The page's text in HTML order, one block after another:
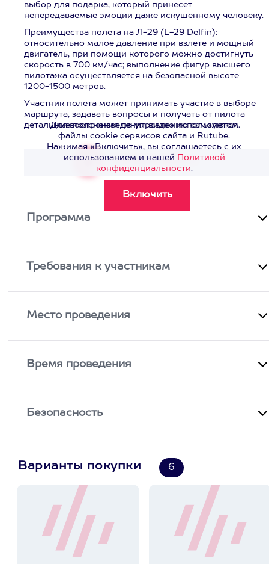
выбор для подарка, который принесет
непередаваемые эмоции даже искушенному человеку.
Преимущества полета на Л-29 (L-29 Delfin):
относительно малое давление при взлете и мощный
двигатель, при помощи которого можно достигнуть
скорость в 700 км/час; выполнение фигур высшего
пилотажа осуществляется на безопасной высоте
1200-1500 метров.
Участник полета может принимать участие в выборе
маршрута, задавать вопросы и получать от пилота
детальные пояснения по управлению самолетом.
Смотреть видео>
Для воспроизведения видео используются
файлы cookie сервисов сайта и Rutube.
Нажимая «Включить», вы соглашаетесь с их
использованием и нашей Политикой
конфиденциальности.
Программа
Требования к участникам
Место проведения
Время проведения
Безопасность
Варианты покупки 6